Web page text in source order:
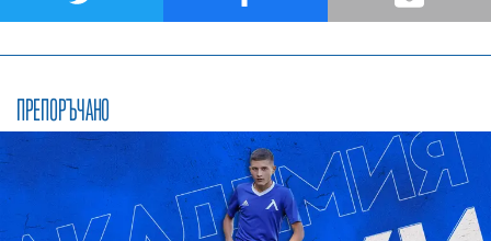
ПРЕПОРЪЧАНО